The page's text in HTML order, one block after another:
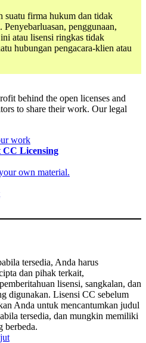
suatu firma hukum dan tidak
penggunaan,
atau lisensi ringkas tidak
hubungan pengacara-klien atau
behind the open licenses and
to share their work. Our legal
work
CC Licensing
own material.
tersedia, Anda harus
dan pihak terkait,
lisensi, sangkalan, dan
digunakan. Lisensi CC sebelum
Anda untuk mencantumkan judul
tersedia, dan mungkin memiliki
berbeda.